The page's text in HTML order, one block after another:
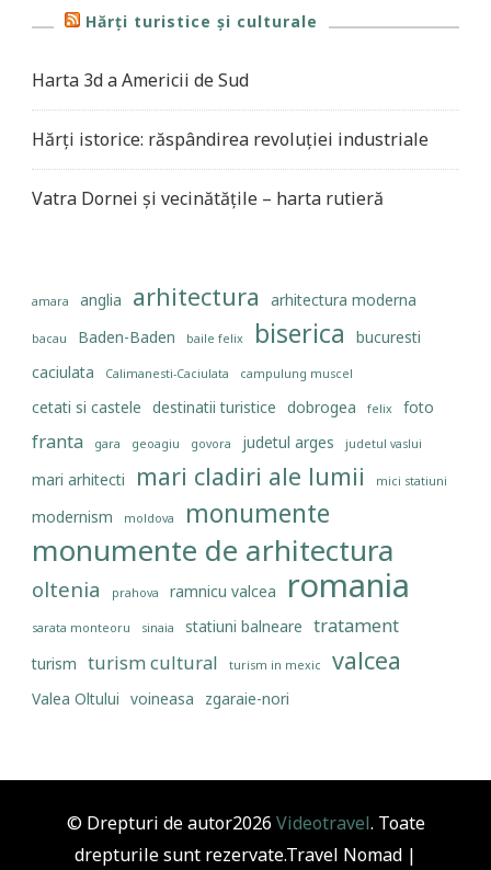
Hărți turistice și culturale
Harta 3d a Americii de Sud
Hărți istorice: răspândirea revoluției industriale
Vatra Dornei și vecinătățile – harta rutieră
amara anglia arhitectura arhitectura moderna
bacau Baden-Baden baile felix biserica
bucuresti
caciulata
Calimanesti-Caciulata campulung muscel
cetati si castele destinatii turistice dobrogea felix foto
franta gara geoagiu govora judetul arges judetul vaslui
mari arhitecti mari cladiri ale lumii mici statiuni
modernism moldova monumente
monumente de arhitectura
oltenia prahova ramnicu valcea romania
sarata monteoru sinaia statiuni balneare tratament
turism turism cultural turism in mexic valcea
Valea Oltului voineasa zgaraie-nori
© Drepturi de autor2026 Videotravel. Toate
drepturile sunt rezervate.Travel Nomad |